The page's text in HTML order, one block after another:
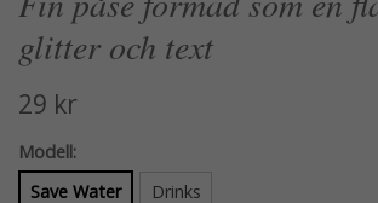
glitter och text
29 kr
Modell:
Save Water
Drinks